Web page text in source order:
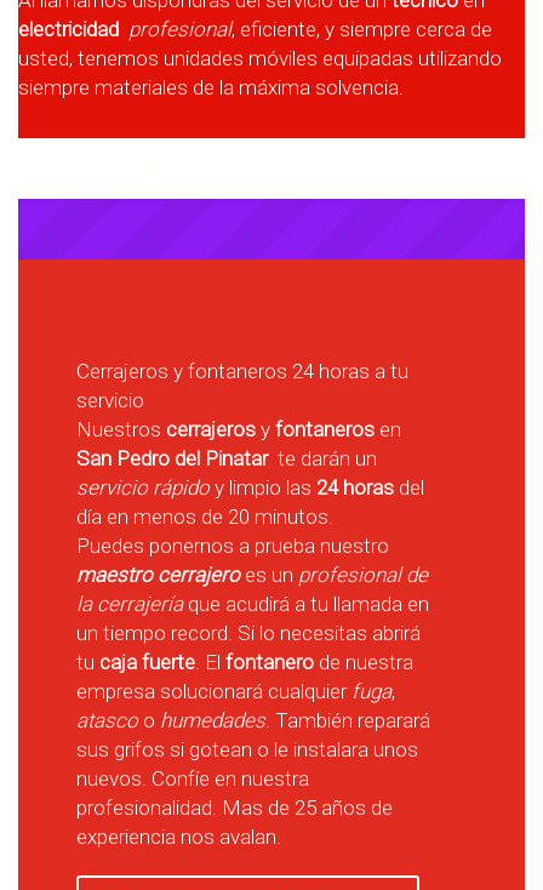
electricidad profesional, eficiente, y siempre cerca de
usted, tenemos unidades móviles equipadas utilizando
siempre materiales de la máxima solvencia.
Cerrajeros y fontaneros 24 horas a tu
servicio
Nuestros cerrajeros yfontaneros en
San Pedro del Pinatarte darán un
servicio rápido y limpio las 24 horas del
día en menos de 20 minutos.
Puedes ponernos a prueba nuestro
maestro cerrajeroes un profesional de
la cerrajeríaque acudirá a tu llamada en
un tiempo record. Si lo necesitas abrirá
tu caja fuerte. Elfontanero de nuestra
empresa solucionará cualquier fuga,
atasco o humedades. También reparará
sus grifos si gotean o le instalara unos
nuevos. Confíe en nuestra
profesionalidad. Mas de 25 años de
experiencia nos avalan.